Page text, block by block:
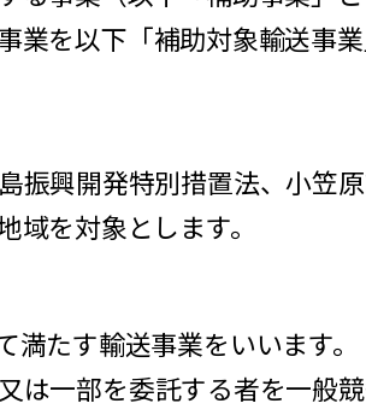
業を以下「補助対象輸送事業
振興開発特別措置法、小笠
を対象とします。
たす輸送事業をいいます。
は一部を委託する者を一般